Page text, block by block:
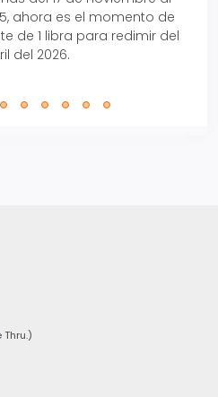
ahora es el momento de
de 1 libra para redimir del
del 2026.